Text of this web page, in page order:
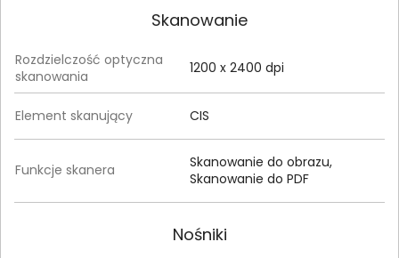
Skanowanie
Rozdzielczość optyczna
skanowania
1200 x 2400 dpi
Element skanujący CIS
Funkcje skanera
Skanowanie do obrazu,
Skanowanie do PDF
Nośniki